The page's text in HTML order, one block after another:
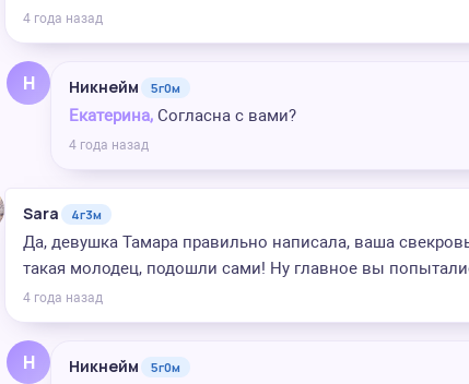
4 года назад
Н Никнейм 5г0м
Екатерина, Согласна с вами?
4 года назад
Sara 4г3м
Да, девушка Тамара правильно написала, ваша
такая молодец, подошли сами! Ну главное вы
4 года назад
Н Никнейм 5г0м